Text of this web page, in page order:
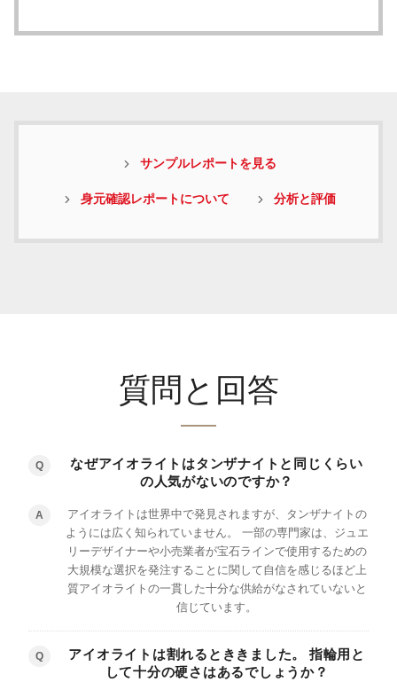
サンプルレポートを見る
身元確認レポートについて
分析と評価
質問と回答
Q
なぜアイオライトはタンザナイトと同じくらい
の人気がないのですか？
A
アイオライトは世界中で発見されますが、タンザナイトの
ようには広く知られていません。 一部の専門家は、ジュエ
リーデザイナーや小売業者が宝石ラインで使用するための
大規模な選択を発注することに関して自信を感じるほど上
質アイオライトの一貫した十分な供給がなされていないと
信じています。
Q
アイオライトは割れるとききました。 指輪用と
して十分の硬さはあるでしょうか？